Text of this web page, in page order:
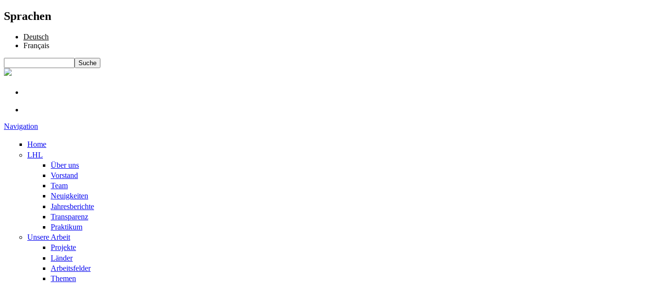
Sprachen
Deutsch
Français
Suchformular
Navigation
Home
LHL
Über uns
Vorstand
Team
Neuigkeiten
Jahresberichte
Transparenz
Praktikum
Unsere Arbeit
Projekte
Länder
Arbeitsfelder
Themen